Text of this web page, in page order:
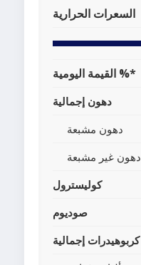
السعرات الحرارية
القيمة اليومية %*
دهون إجمالية
دهون مشبعة
دهون غير مشبعة
كوليسترول
صوديوم
كربوهيدرات إجمالية